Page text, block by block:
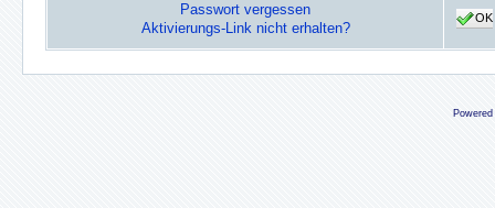
Passwort vergessen
Aktivierungs-Link nicht erhalten?
OK